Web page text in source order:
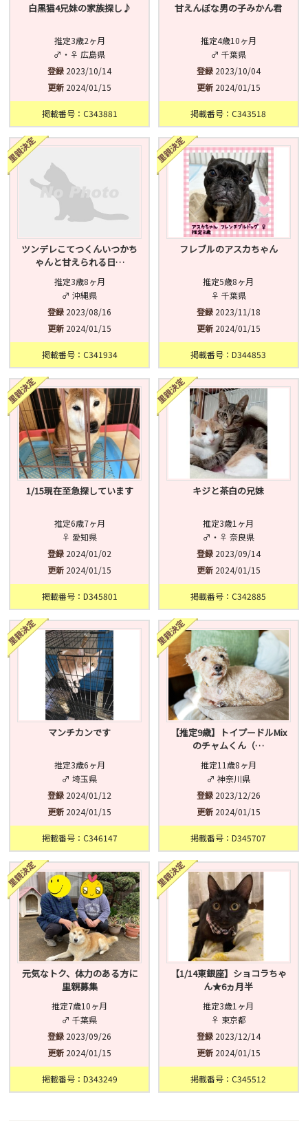
白黒猫4兄妹の家族探し♪
推定3歳2ヶ月
♂・♀ 広島県
登録 2023/10/14
更新 2024/01/15
掲載番号：C343881
甘えんぼな男の子みかん君
推定4歳10ヶ月
♂ 千葉県
登録2023/10/04
更新2024/01/15
掲載番号：C343518
ツンデレこてつくんいつかち
ゃんと甘えられる日…
推定3歳8ヶ月
♂ 沖縄県
登録 2023/08/16
更新 2024/01/15
掲載番号：C341934
フレブルのアスカちゃん
推定5歳8ヶ月
♀ 千葉県
登録2023/11/18
更新2024/01/15
掲載番号：D344853
1/15現在至急探しています
推定6歳7ヶ月
♀ 愛知県
登録 2024/01/02
更新 2024/01/15
掲載番号：D345801
キジと茶白の兄妹
推定3歳1ヶ月
♂・♀ 奈良県
登録2023/09/14
更新2024/01/15
掲載番号：C342885
マンチカンです
推定3歳6ヶ月
♂ 埼玉県
登録 2024/01/12
更新 2024/01/15
掲載番号：C346147
【推定9歳】トイプードルMix
のチャムくん（…
推定11歳8ヶ月
♂ 神奈川県
登録2023/12/26
更新2024/01/15
掲載番号：D345707
元気なトク、体力のある方に
里親募集
推定7歳10ヶ月
♂ 千葉県
登録 2023/09/26
更新 2024/01/15
掲載番号：D343249
【1/14東銀座】ショコラちゃ
ん★6ヵ月半
推定3歳1ヶ月
♀ 東京都
登録2023/12/14
更新2024/01/15
掲載番号：C345512